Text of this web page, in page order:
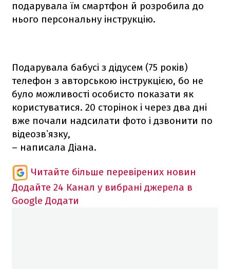
подарувала їм смартфон й розробила до
нього персональну інструкцію.
Подарувала бабусі з дідусем (75 років)
телефон з авторською інструкцією, бо не
було можливості особисто показати як
користуватися. 20 сторінок і через два дні
вже почали надсилати фото і дзвонити по
відеозвʼязку,
– написала Діана.
Читайте більше перевірених новин
Додайте 24 Канал у вибрані джерела в
Google Додати